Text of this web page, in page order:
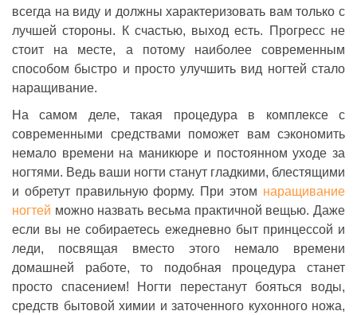
всегда на виду и должны характеризовать вам только с
лучшей стороны. К счастью, выход есть. Прогресс не
стоит на месте, а потому наиболее современным
способом быстро и просто улучшить вид ногтей стало
наращивание.
На самом деле, такая процедура в комплексе с
современными средствами поможет вам сэкономить
немало времени на маникюре и постоянном уходе за
ногтями. Ведь ваши ногти станут гладкими, блестящими
и обретут правильную форму. При этом наращивание
ногтей можно назвать весьма практичной вещью. Даже
если вы не собираетесь ежедневно быт принцессой и
леди, посвящая вместо этого немало времени
домашней работе, то подобная процедура станет
просто спасением! Ногти перестанут бояться воды,
средств бытовой химии и заточенного кухонного ножа,